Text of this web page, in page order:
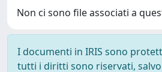
Non ci sono file associati a
I documenti in IRIS sono
tutti i diritti sono riservati,